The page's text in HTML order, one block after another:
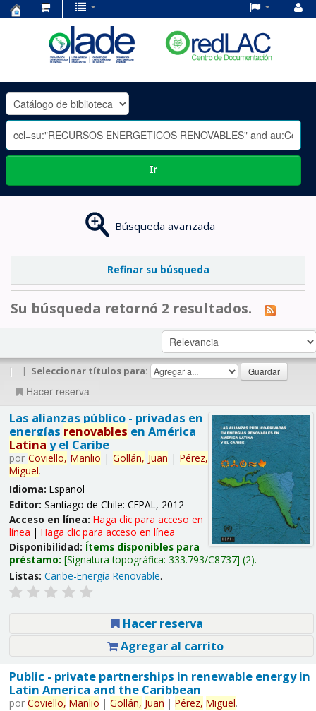
OLADE
-
Ir
Búsqueda avanzada
Refinar su búsqueda
Su búsqueda retornó 2 resultados.
| | Seleccionar títulos para:
Hacer reserva
Las alianzas público - privadas en
energías renovables en América
Latina y el Caribe
por Coviello, Manlio | Gollán, Juan | Pérez,
Miguel.
Idioma: Español
Editor: Santiago de Chile: CEPAL, 2012
Acceso en línea: Haga clic para acceso en
línea | Haga clic para acceso en línea
Disponibilidad: Ítems disponibles para
préstamo: Signatura topográfica: 333.793/C8737 (2).
Listas: Caribe-Energía Renovable.
Hacer reserva
Agregar al carrito
Public - private partnerships in renewable energy in
Latin America and the Caribbean
por Coviello, Manlio | Gollán, Juan | Pérez, Miguel.